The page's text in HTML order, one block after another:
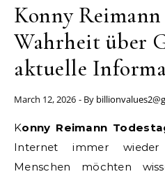
Konny Reimann
Wahrheit über
aktuelle
March 12, 2026 - By
Konny Reimann
Internet immer
Menschen möchten